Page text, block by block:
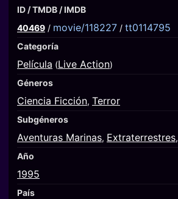
ID / TMDB / IMDB
40469 / movie/118227 / tt0114795
Categoría
Película (Live Action)
Géneros
Ciencia Ficción, Terror
Subgéneros
Aventuras Marinas, Extraterrestres,
Año
1995
País